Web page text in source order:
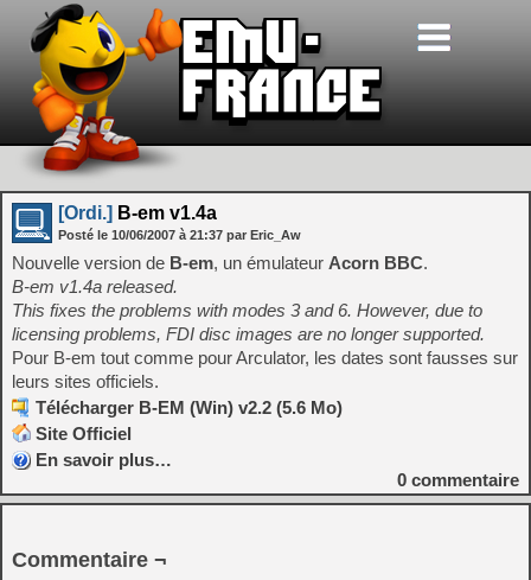
[Ordi.] B-em v1.4a
Posté le 10/06/2007 à 21:37 par Eric_Aw
Nouvelle version de B-em, un émulateur Acorn BBC.
B-em v1.4a released.
This fixes the problems with modes 3 and 6. However, due to
licensing problems, FDI disc images are no longer supported.
Pour B-em tout comme pour Arculator, les dates sont fausses sur
leurs sites officiels.
Télécharger B-EM (Win) v2.2 (5.6 Mo)
Site Officiel
En savoir plus…
0 commentaire
Commentaire ¬